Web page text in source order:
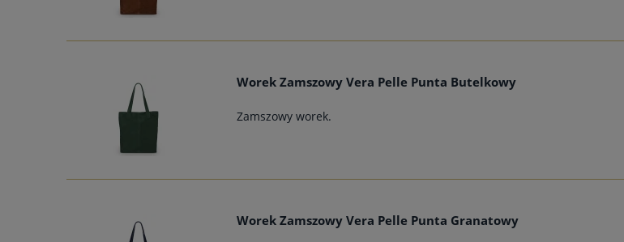
Worek Zamszowy Vera Pelle Punta Butelkowy
Zamszowy worek.
Worek Zamszowy Vera Pelle Punta Granatowy